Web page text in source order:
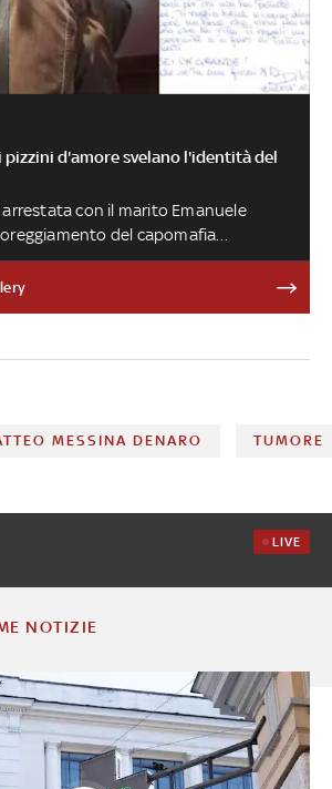
pizzini d'amore svelano l'identità del
con il marito Emanuele
del capomafia
della sorella del boss è stato trovato
appassionate da parte della
MESSINA DENARO TUMORE
LIVE
NOTIZIE